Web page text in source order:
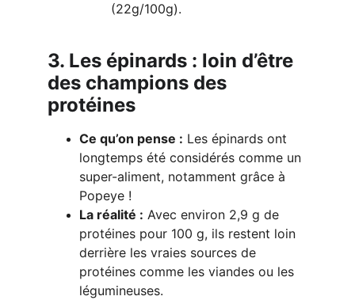
(22g/100g).
3. Les épinards : loin d’être
des champions des
protéines
Ce qu’on pense : Les épinards ont
longtemps été considérés comme un
super-aliment, notamment grâce à
Popeye !
La réalité : Avec environ 2,9 g de
protéines pour 100 g, ils restent loin
derrière les vraies sources de
protéines comme les viandes ou les
légumineuses.